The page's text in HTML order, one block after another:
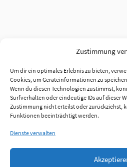
Zustimmung
Um dir ein optimales Erlebnis zu bieten,
Cookies, um Geräteinformationen zu
Wenn du diesen Technologien zustimmst,
Surfverhalten oder eindeutige IDs auf dieser
Zustimmung nicht erteilst oder zurückziehst,
Funktionen beeinträchtigt werden.
Dienste verwalten